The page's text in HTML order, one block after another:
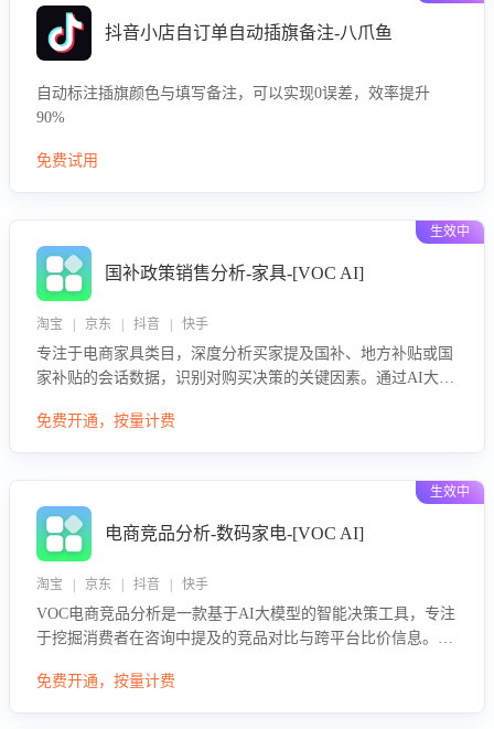
抖音小店自订单自动插旗备注-八爪鱼
自动标注插旗颜色与填写备注，可以实现0误差，效率提升
90%
免费试用
生效中
国补政策销售分析-家具-[VOC AI]
淘宝 | 京东 | 抖音 | 快手
专注于电商家具类目，深度分析买家提及国补、地方补贴或国
家补贴的会话数据，识别对购买决策的关键因素。通过AI大模
略，助力商家利用国补政策提升GMV。
免费开通，按量计费
生效中
电商竞品分析-数码家电-[VOC AI]
淘宝 | 京东 | 抖音 | 快手
VOC电商竞品分析是一款基于AI大模型的智能决策工具，专注
于挖掘消费者在咨询中提及的竞品对比与跨平台比价信息。该
息，进行多维度交叉对比，并分析消费者的比价行为。通过提
免费开通，按量计费